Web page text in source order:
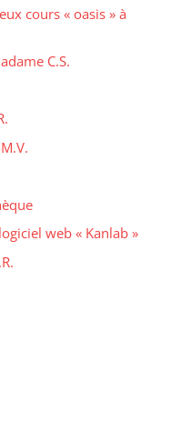
cours « oasis » à
C.S.
web « Kanlab »